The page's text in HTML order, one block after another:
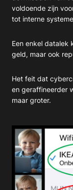
voldoende zijn
tot interne
Een enkel datalek
geld, maar ook
Het feit dat
en geraffineerder
maar groter.